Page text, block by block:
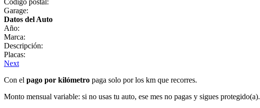
Garage:
Datos del Auto
Año:
Marca:
Descripción:
Placas:
Next
Con el pago por kilómetro paga solo por los km que recorres.
Monto mensual variable: si no usas tu auto, ese mes no pagas y sigues protegido(a).